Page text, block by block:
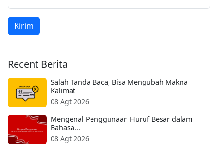
Kirim
Recent Berita
Salah Tanda Baca, Bisa Mengubah Makna
Kalimat
08 Agt 2026
Mengenal Penggunaan Huruf Besar dalam
Bahasa...
08 Agt 2026